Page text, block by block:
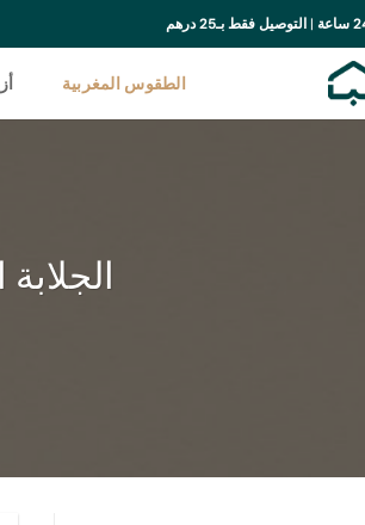
|التوصيل فقط بـ25 درهم
الطقوس المغربية